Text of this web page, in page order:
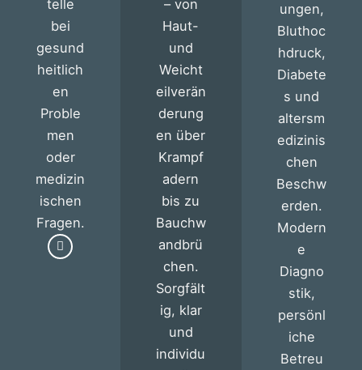
telle
bei
gesund
heitlich
en
Proble
men
oder
medizin
ischen
Fragen.
– von
Haut-
und
Weicht
eilverän
derung
en über
Krampf
adern
bis zu
Bauchw
andbrü
chen.
Sorgfält
ig, klar
und
individu
ungen,
Bluthoc
hdruck,
Diabete
s und
altersm
edizinis
chen
Beschw
erden.
Modern
e
Diagno
stik,
persönl
iche
Betreu